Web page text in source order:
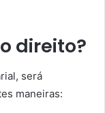
direito?
será
maneiras: